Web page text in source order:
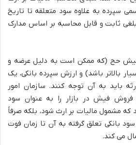
سپرده به علاوه سود متعلقه تا تاریخ
ثابت و قابل محاسبه بر اساس مدارک
فیش حج (که ممکن است به دلیل عرضه و
بالاتر باشد) و ارزش سپرده بانکی، یک
باید به آن توجه کنند. سازمان امور
فروش فیش در بازار را به عنوان سود
که مشمول مالیات بر ارث شود، بلکه صرفاً
بانکی تعلق گرفته به آن تا زمان فوت
می کند.